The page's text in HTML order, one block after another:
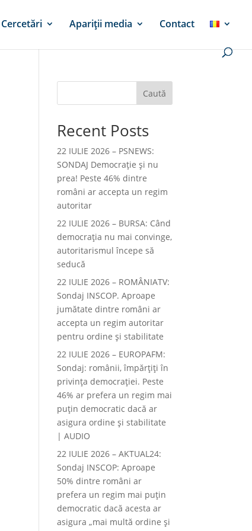
Cercetări Apariții media Contact
Caută
Recent Posts
22 IULIE 2026 – PSNEWS:
SONDAJ Democrație și nu
prea! Peste 46% dintre
români ar accepta un regim
autoritar
22 IULIE 2026 – BURSA: Când
democraţia nu mai convinge,
autoritarismul începe să
seducă
22 IULIE 2026 – ROMÂNIATV:
Sondaj INSCOP. Aproape
jumătate dintre români ar
accepta un regim autoritar
pentru ordine și stabilitate
22 IULIE 2026 – EUROPAFM:
Sondaj: românii, împărțiți în
privința democrației. Peste
46% ar prefera un regim mai
puțin democratic dacă ar
asigura ordine și stabilitate
| AUDIO
22 IULIE 2026 – AKTUAL24:
Sondaj INSCOP: Aproape
50% dintre români ar
prefera un regim mai puțin
democratic dacă acesta ar
asigura „mai multă ordine și